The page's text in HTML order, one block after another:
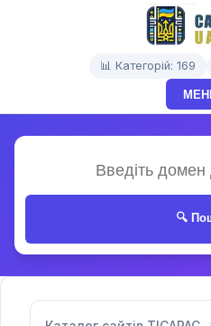
📊 Категорій: 169
🔍